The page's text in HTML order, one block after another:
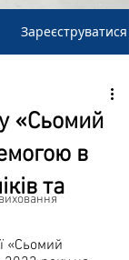
Зареєструватися
«Сьомий
в
та
«Сьомий